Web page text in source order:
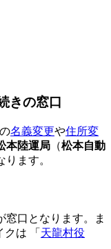
きの窓口
名義変更や住所変
本陸運局 （松本自動
ます。
窓口となります。ま
は 「 天龍村役